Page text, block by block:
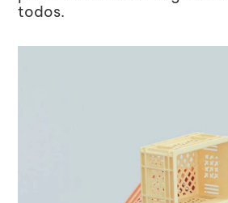
todos.